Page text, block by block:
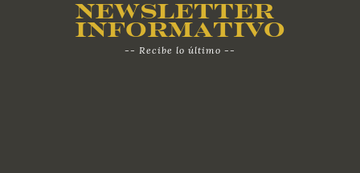
Newsletter
Informativo
-- Recibe lo último --